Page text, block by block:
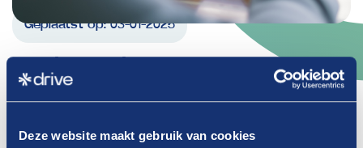
Deze website maakt gebruik van cookies
Geplaatst op:03-01-2025
Meld en de
faciliteiten op het
station aan bij Drive